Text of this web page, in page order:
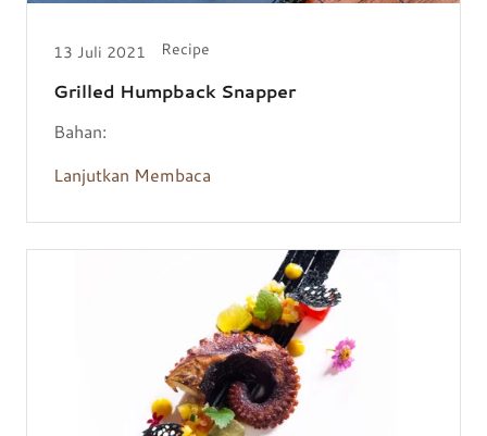
13 Juli 2021 Recipe
Grilled Humpback Snapper
Bahan:
Lanjutkan Membaca